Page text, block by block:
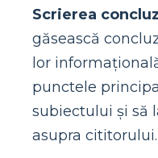
Scrierea
găsească
lor
punctele
subiectului și să
asupra cititorului.